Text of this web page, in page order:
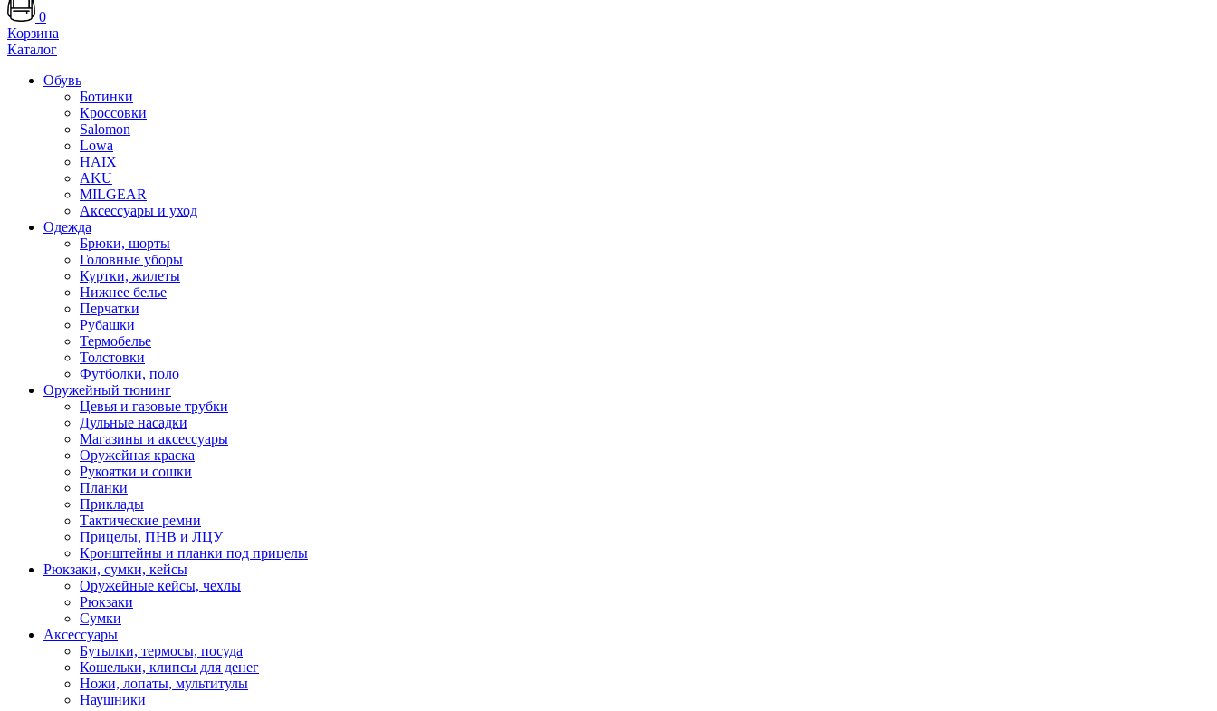
0
Корзина
Каталог
Обувь
Ботинки
Кроссовки
Salomon
Lowa
HAIX
AKU
MILGEAR
Аксессуары и уход
Одежда
Брюки, шорты
Головные уборы
Куртки, жилеты
Нижнее белье
Перчатки
Рубашки
Термобелье
Толстовки
Футболки, поло
Оружейный тюнинг
Цевья и газовые трубки
Дульные насадки
Магазины и аксессуары
Оружейная краска
Рукоятки и сошки
Планки
Приклады
Тактические ремни
Прицелы, ПНВ и ЛЦУ
Кронштейны и планки под прицелы
Рюкзаки, сумки, кейсы
Оружейные кейсы, чехлы
Рюкзаки
Сумки
Аксессуары
Бутылки, термосы, посуда
Кошельки, клипсы для денег
Ножи, лопаты, мультитулы
Наушники